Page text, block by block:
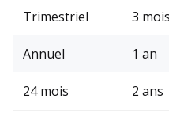
Trimestriel 3 mois
Annuel 1 an
24 mois 2 ans